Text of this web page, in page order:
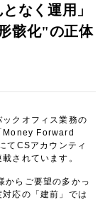
なく運用」
骸化"の正体
クオフィス業務の
Money Forward
て CSアカウンティ
されています。
からご要望の多かっ
応の「建前」では